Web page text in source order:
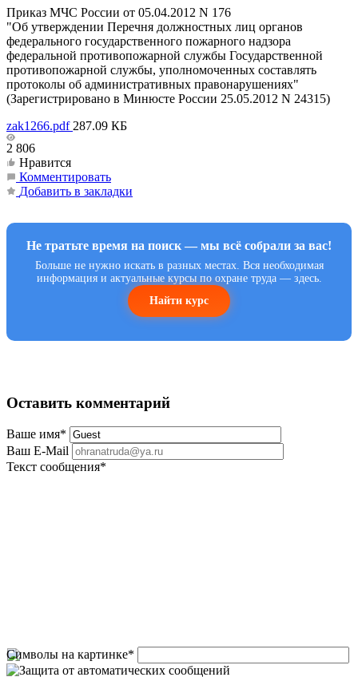
Приказ МЧС России от 05.04.2012 N 176
"Об утверждении Перечня должностных лиц органов
федерального государственного пожарного надзора
федеральной противопожарной службы Государственной
противопожарной службы, уполномоченных составлять
протоколы об административных правонарушениях"
(Зарегистрировано в Минюсте России 25.05.2012 N 24315)
zak1266.pdf 287.09 КБ
2 806
Нравится
Комментировать
Добавить в закладки
Не тратьте время на поиск — мы всё собрали за вас!
Больше не нужно искать в разных местах. Вся необходимая
информация и актуальные курсы по охране труда — здесь.
Найти курс
Оставить комментарий
Ваше имя*
Ваш E-Mail
Текст сообщения*
Символы на картинке*